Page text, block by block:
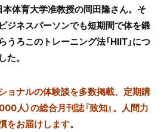
本体育大学准教授の岡田隆さん。そ
ジネスパーソンでも短期間で体を鍛
うろこのトレーニング法「HIIT」につ
た。
ョナルの体験談を多数掲載、定期購
人）の総合月刊誌『致知』。人間力
をお届けします。